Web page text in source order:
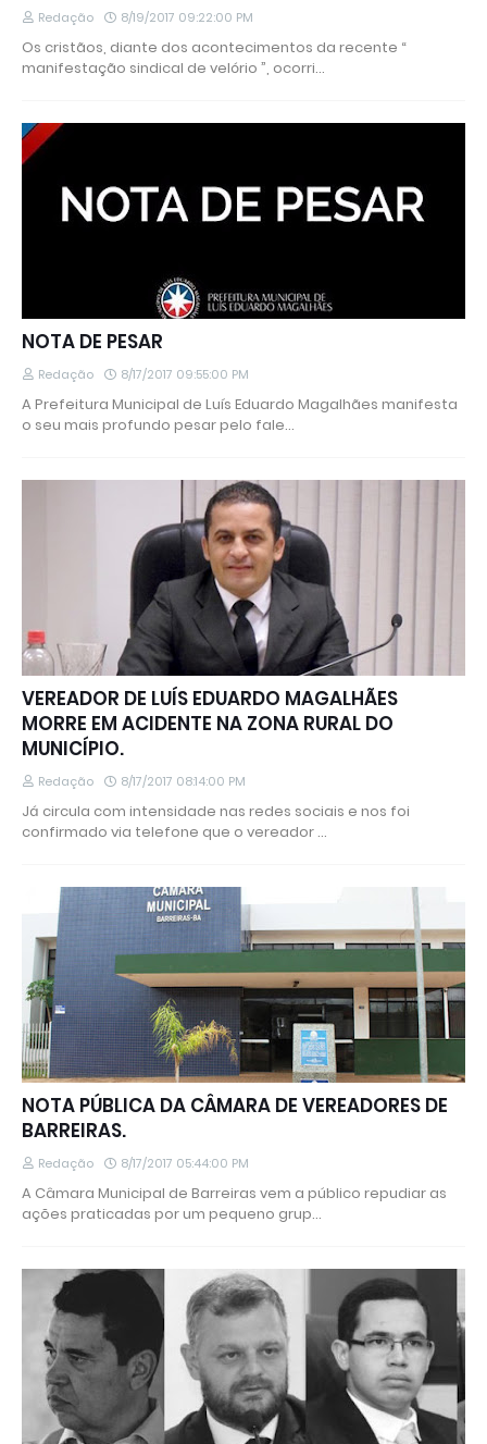
Redação 8/19/2017 09:22:00 PM
Os cristãos, diante dos acontecimentos da recente “
manifestação sindical de velório ”, ocorri…
NOTA DE PESAR
Redação 8/17/2017 09:55:00 PM
A Prefeitura Municipal de Luís Eduardo Magalhães manifesta
o seu mais profundo pesar pelo fale…
VEREADOR DE LUÍS EDUARDO MAGALHÃES
MORRE EM ACIDENTE NA ZONA RURAL DO
MUNICÍPIO.
Redação 8/17/2017 08:14:00 PM
Já circula com intensidade nas redes sociais e nos foi
confirmado via telefone que o vereador …
NOTA PÚBLICA DA CÂMARA DE VEREADORES DE
BARREIRAS.
Redação 8/17/2017 05:44:00 PM
A Câmara Municipal de Barreiras vem a público repudiar as
ações praticadas por um pequeno grup…